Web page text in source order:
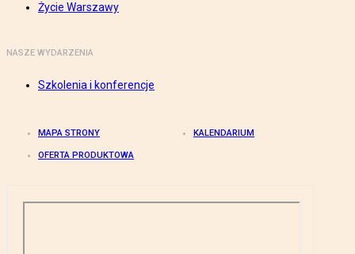
Życie Warszawy
NASZE WYDARZENIA
Szkolenia i konferencje
MAPA STRONY KALENDARIUM
OFERTA PRODUKTOWA